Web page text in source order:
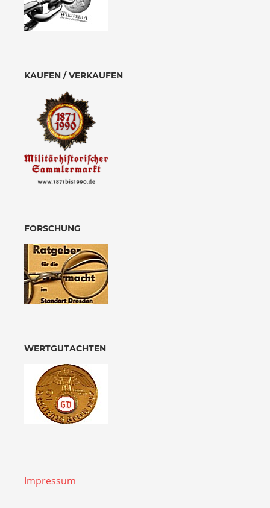
KAUFEN / VERKAUFEN
FORSCHUNG
WERTGUTACHTEN
Impressum